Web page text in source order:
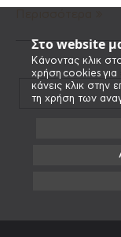
Στο website
Κάνοντας κλικ
χρήση cookies για
κάνεις κλικ στην
τη χρήση των